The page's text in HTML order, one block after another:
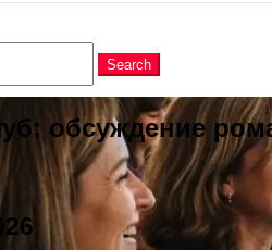
Search
обсуждение